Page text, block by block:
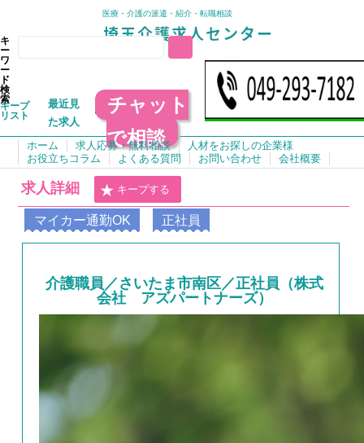
医療・介護の派遣・紹介・転職相談
キ
ー
ワ
ー
ド
検
索
キープ
リスト
最近見
た求人
チャット
で相談
ホーム 求人応募・無料相談
人材をお探しの企業様
お役立ちコラム
よくある質問 お問い合わせ 会社概要
求人詳細 キープする
マイカー通勤OK 正社員
介護職員／さいたま市南区／正社員（株式
会社 アズパートナーズ）